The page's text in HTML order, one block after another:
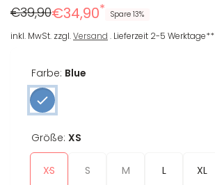
Regulärer
Preis
€39,90
Reduzierter
Preis
€34,90* Spare 13%
inkl. MwSt. zzgl.Versand . Lieferzeit 2-5 Werktage**
Farbe: Blue
Größe: XS
XS S M L XL